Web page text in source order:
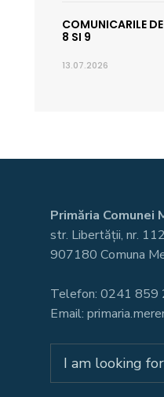
COMUNICARILE
8 SI 9
13.07.2026
Primăria Comunei
str. Libertății, nr. 112
907180 Comuna
Telefon: 0241 859
Email:
for: